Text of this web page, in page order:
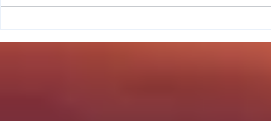
de la muntanya! Ja tenim a punt